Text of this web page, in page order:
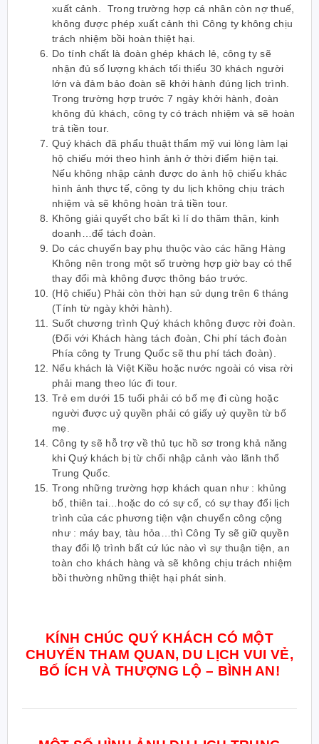
xuất cảnh. Trong trường hợp cá nhân còn nợ thuế,
không được phép xuất cảnh thì Công ty không chịu
trách nhiệm bồi hoàn thiệt hại.
Do tính chất là đoàn ghép khách lẻ, công ty sẽ
nhận đủ số lượng khách tối thiểu 30 khách người
lớn và đảm bảo đoàn sẽ khởi hành đúng lịch trình.
Trong trường hợp trước 7 ngày khởi hành, đoàn
không đủ khách, công ty có trách nhiệm và sẽ hoàn
trả tiền tour.
Quý khách đã phẩu thuật thẩm mỹ vui lòng làm lại
hộ chiếu mới theo hình ảnh ở thời điểm hiện tại.
Nếu không nhập cảnh được do ảnh hộ chiếu khác
hình ảnh thực tế, công ty du lịch không chịu trách
nhiệm và sẽ không hoàn trả tiền tour.
Không giải quyết cho bất kì lí do thăm thân, kinh
doanh…để tách đoàn.
Do các chuyến bay phụ thuộc vào các hãng Hàng
Không nên trong một số trường hợp giờ bay có thể
thay đổi mà không được thông báo trước.
(Hộ chiếu) Phải còn thời hạn sử dụng trên 6 tháng
(Tính từ ngày khởi hành).
Suốt chương trình Quý khách không được rời đoàn.
(Đối với Khách hàng tách đoàn, Chi phí tách đoàn
Phía công ty Trung Quốc sẽ thu phí tách đoàn).
Nếu khách là Việt Kiều hoặc nước ngoài có visa rời
phải mang theo lúc đi tour.
Trẻ em dưới 15 tuổi phải có bố mẹ đi cùng hoặc
người được uỷ quyền phải có giấy uỷ quyền từ bố
mẹ.
Công ty sẽ hỗ trợ về thủ tục hồ sơ trong khả năng
khi Quý khách bị từ chối nhập cảnh vào lãnh thổ
Trung Quốc.
Trong những trường hợp khách quan như : khủng
bố, thiên tai…hoặc do có sự cố, có sự thay đổi lịch
trình của các phương tiện vận chuyển công cộng
như : máy bay, tàu hỏa…thì Công Ty sẽ giữ quyền
thay đổi lộ trình bất cứ lúc nào vì sự thuận tiện, an
toàn cho khách hàng và sẽ không chịu trách nhiệm
bồi thường những thiệt hại phát sinh.
KÍNH CHÚC QUÝ KHÁCH CÓ MỘT
CHUYẾN THAM QUAN, DU LỊCH VUI VẺ,
BỔ ÍCH VÀ THƯỢNG LỘ – BÌNH AN!